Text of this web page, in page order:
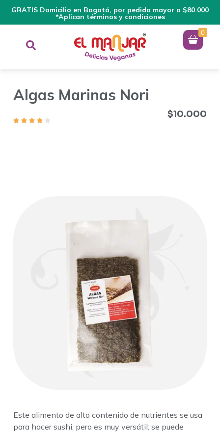
GRATIS Domicilio en Bogotá, por pedido mayor a $80.000
*Aplican términos y condiciones
Algas Marinas Nori
$10.000
Este alimento de alto contenido de nutrientes se usa
para hacer sushi, pero es muy versátil: se puede
0